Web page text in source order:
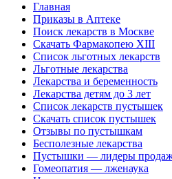
Главная
Приказы в Аптеке
Поиск лекарств в Москве
Скачать Фармакопею XIII
Список льготных лекарств
Льготные лекарства
Лекарства и беременность
Лекарства детям до 3 лет
Список лекарств пустышек
Скачать список пустышек
Отзывы по пустышкам
Бесполезные лекарства
Пустышки — лидеры
Гомеопатия — лженаука